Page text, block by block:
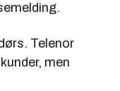
Telenor
men